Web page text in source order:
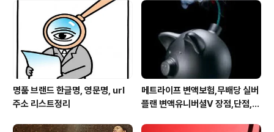
지구만~
명품 브랜드 한글명, 영문명, url
주소 리스트정리
메트라이프 변액보험,무배당 실버
플랜 변액유니버셜V 장점,단점,가